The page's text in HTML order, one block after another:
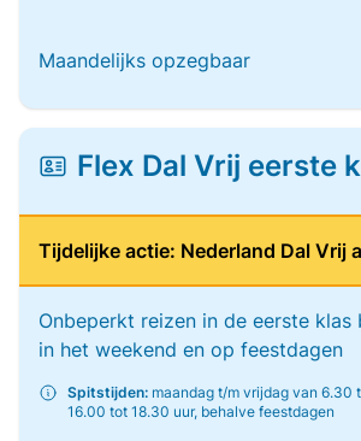
Maandelijks opzegbaar
Flex Dal Vrij eerste
Tijdelijke actie: Nederland Dal Vrij
Onbeperkt reizen in de eerste klas
in het weekend en op feestdagen
Spitstijden: maandag t/m vrijdag van 6.30
16.00 tot 18.30 uur, behalve feestdagen